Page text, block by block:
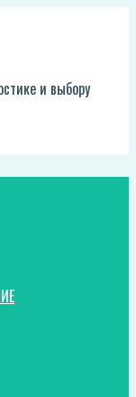
и выбору